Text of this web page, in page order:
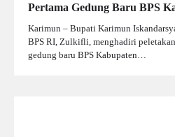
Pertama Gedung Baru BPS
Karimun – Bupati Karimun
BPS RI, Zulkifli, menghadiri
gedung baru BPS Kabupaten…